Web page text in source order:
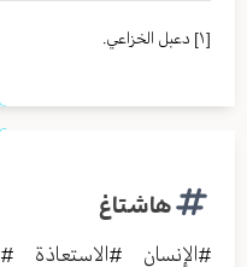
[١] دعبل الخزاعي.
هاشتاغ
#الإنسان #الاستعاذة #